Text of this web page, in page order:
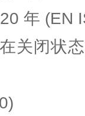
20 年 (EN
在关闭状